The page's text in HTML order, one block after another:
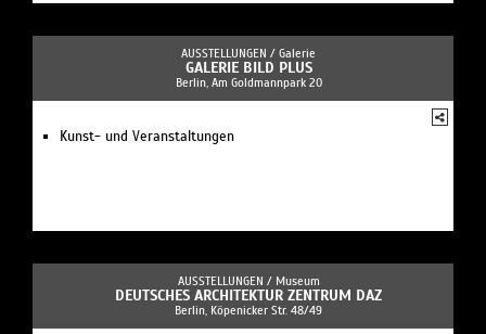
AUSSTELLUNGEN / Galerie
GALERIE BILD PLUS
Berlin, Am Goldmannpark 20
Kunst- und Veranstaltungen
AUSSTELLUNGEN / Museum
DEUTSCHES ARCHITEKTUR ZENTRUM DAZ
Berlin, Köpenicker Str. 48/49